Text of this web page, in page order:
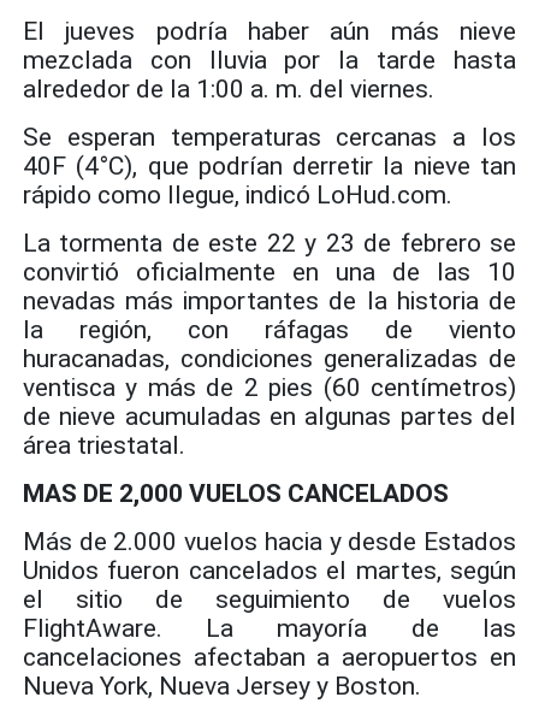
El jueves podría haber aún más nieve
mezclada con lluvia por la tarde hasta
alrededor de la 1:00 a. m. del viernes.
Se esperan temperaturas cercanas a los
40F (4°C), que podrían derretir la nieve tan
rápido como llegue, indicó LoHud.com.
La tormenta de este 22 y 23 de febrero se
convirtió oficialmente en una de las 10
nevadas más importantes de la historia de
la región, con ráfagas de viento
huracanadas, condiciones generalizadas de
ventisca y más de 2 pies (60 centímetros)
de nieve acumuladas en algunas partes del
área triestatal.
MAS DE 2,000 VUELOS CANCELADOS
Más de 2.000 vuelos hacia y desde Estados
Unidos fueron cancelados el martes, según
el sitio de seguimiento de vuelos
FlightAware. La mayoría de las
cancelaciones afectaban a aeropuertos en
Nueva York, Nueva Jersey y Boston.